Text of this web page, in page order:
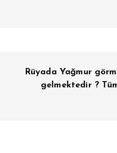
Rüyada Yağmur
gelmektedir ?